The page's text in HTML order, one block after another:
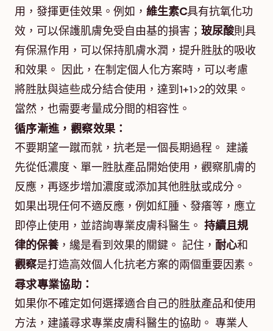
用，發揮更佳效果。例如， 維生素C具有抗氧化功
效，可以保護肌膚免受自由基的損害； 玻尿酸則具
有保濕作用，可以保持肌膚水潤，提升胜肽的吸收
和效果。 因此，在制定個人化方案時，可以考慮
將胜肽與這些成分結合使用，達到1+1>2的效果。
當然，也需要考量成分間的相容性。
循序漸進，觀察效果：
不要期望一蹴而就，抗老是一個長期過程。 建議
先從低濃度、單一胜肽產品開始使用，觀察肌膚的
反應，再逐步增加濃度或添加其他胜肽或成分。
如果出現任何不適反應，例如紅腫、發癢等，應立
即停止使用，並諮詢專業皮膚科醫生。 持續且規
律的保養，纔是看到效果的關鍵。 記住， 耐心和
觀察是打造高效個人化抗老方案的兩個重要因素。
尋求專業協助：
如果你不確定如何選擇適合自己的胜肽產品和使用
方法，建議尋求專業皮膚科醫生的協助。 專業人